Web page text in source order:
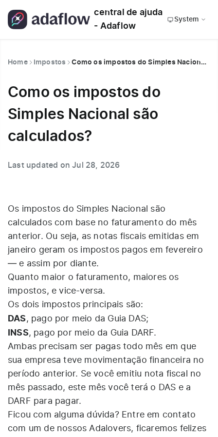
central de ajuda
- Adaflow
System
Home Impostos Como os impostos do Simples Nacional são calculados?
Como os impostos do
Simples Nacional são
calculados?
Last updated on Jul 28, 2026
Os impostos do Simples Nacional são
calculados com base no faturamento do mês
anterior. Ou seja, as notas fiscais emitidas em
janeiro geram os impostos pagos em fevereiro
— e assim por diante.
Quanto maior o faturamento, maiores os
impostos, e vice-versa.
Os dois impostos principais são:
DAS, pago por meio da Guia DAS;
INSS, pago por meio da Guia DARF.
Ambas precisam ser pagas todo mês em que
sua empresa teve movimentação financeira no
período anterior. Se você emitiu nota fiscal no
mês passado, este mês você terá o DAS e a
DARF para pagar.
Ficou com alguma dúvida? Entre em contato
com um de nossos Adalovers, ficaremos felizes